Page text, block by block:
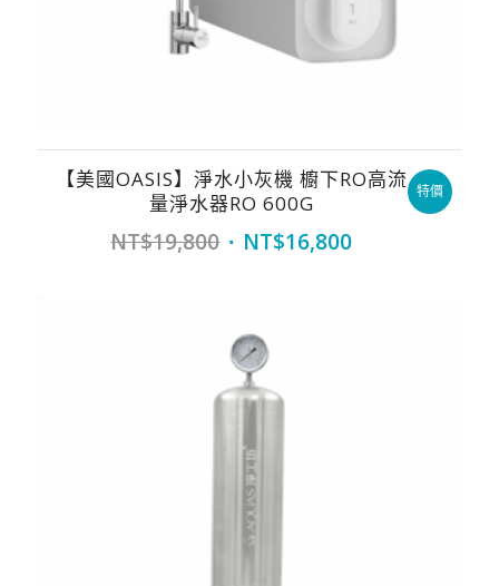
【美國OASIS】淨水小灰機 櫥下RO高流
量淨水器RO 600G
NT$19,800 Original
NT$16,800Current
特價